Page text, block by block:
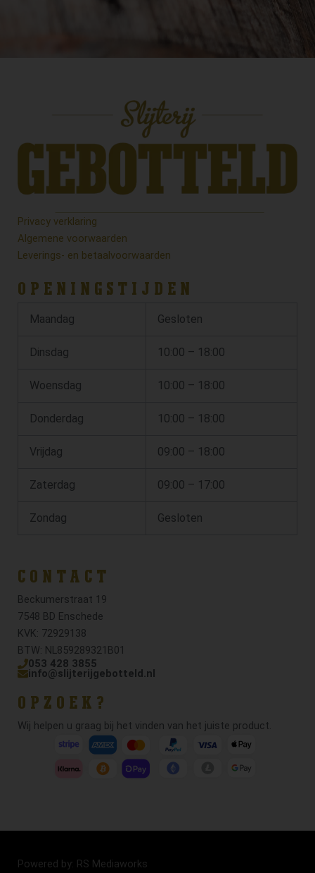
Privacy verklaring
Algemene voorwaarden
Leverings- en betaalvoorwaarden
OPENINGSTIJDEN
Maandag Gesloten
Dinsdag 10:00 – 18:00
Woensdag 10:00 – 18:00
Donderdag 10:00 – 18:00
Vrijdag 09:00 – 18:00
Zaterdag 09:00 – 17:00
Zondag Gesloten
CONTACT
Beckumerstraat 19
7548 BD Enschede
KVK: 72929138
BTW: NL859289321B01
053 428 3855
info@slijterijgebotteld.nl
OPZOEK?
Wij helpen u graag bij het vinden van het juiste product.
Powered by: RS Mediaworks